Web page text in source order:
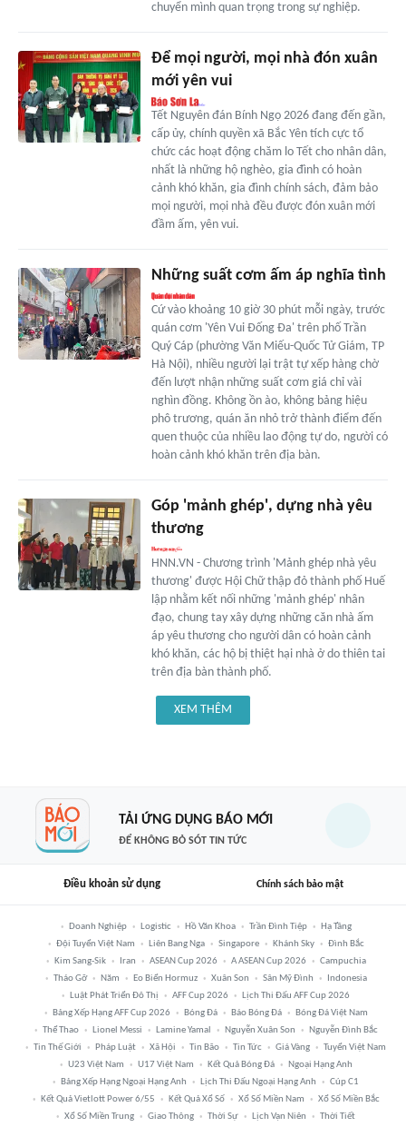
chuyển mình quan trọng trong sự nghiệp.
Để mọi người, mọi nhà đón xuân
mới yên vui
Tết Nguyên đán Bính Ngọ 2026 đang đến gần,
cấp ủy, chính quyền xã Bắc Yên tích cực tổ
chức các hoạt động chăm lo Tết cho nhân dân,
nhất là những hộ nghèo, gia đình có hoàn
cảnh khó khăn, gia đình chính sách, đảm bảo
mọi người, mọi nhà đều được đón xuân mới
đầm ấm, yên vui.
Những suất cơm ấm áp nghĩa tình
Cứ vào khoảng 10 giờ 30 phút mỗi ngày, trước
quán cơm 'Yên Vui Đống Đa' trên phố Trần
Quý Cáp (phường Văn Miếu-Quốc Tử Giám, TP
Hà Nội), nhiều người lại trật tự xếp hàng chờ
đến lượt nhận những suất cơm giá chỉ vài
nghìn đồng. Không ồn ào, không bảng hiệu
phô trương, quán ăn nhỏ trở thành điểm đến
quen thuộc của nhiều lao động tự do, người có
hoàn cảnh khó khăn trên địa bàn.
Góp 'mảnh ghép', dựng nhà yêu
thương
HNN.VN - Chương trình 'Mảnh ghép nhà yêu
thương' được Hội Chữ thập đỏ thành phố Huế
lập nhằm kết nối những 'mảnh ghép' nhân
đạo, chung tay xây dựng những căn nhà ấm
áp yêu thương cho người dân có hoàn cảnh
khó khăn, các hộ bị thiệt hại nhà ở do thiên tai
trên địa bàn thành phố.
XEM THÊM
TẢI ỨNG DỤNG BÁO MỚI
ĐỂ KHÔNG BỎ SÓT TIN TỨC
Điều khoản sử dụng Chính sách bảo mật
Doanh Nghiệp Logistic Hồ Văn Khoa Trần Đình Tiệp
Hạ Tầng
Đội Tuyển Việt Nam
Liên Bang Nga Singapore Khánh Sky
Đình Bắc
Kim Sang-Sik
Iran ASEAN Cup 2026 A ASEAN Cup 2026
Campuchia
Tháo Gỡ
Năm Eo Biển Hormuz Xuân Son Sân Mỹ Đình
Indonesia
Luật Phát Triển Đô Thị
AFF Cup 2026
Lịch Thi Đấu AFF Cup 2026
Bảng Xếp Hạng AFF Cup 2026
Bóng Đá Báo Bóng Đá
Bóng Đá Việt Nam
Thể Thao
Lionel Messi Lamine Yamal Nguyễn Xuân Son
Nguyễn Đình Bắc
Tin Thế Giới
Pháp Luật Xã Hội Tin Bão Tin Tức Giá Vàng
Tuyển Việt Nam
U23 Việt Nam
U17 Việt Nam Kết Quả Bóng Đá
Ngoại Hạng Anh
Bảng Xếp Hạng Ngoại Hạng Anh
Lịch Thi Đấu Ngoại Hạng Anh
Cúp C1
Kết Quả Vietlott Power 6/55
Kết Quả Xổ Số Xổ Số Miền Nam
Xổ Số Miền Bắc
Xổ Số Miền Trung
Giao Thông Thời Sự Lịch Vạn Niên Thời Tiết